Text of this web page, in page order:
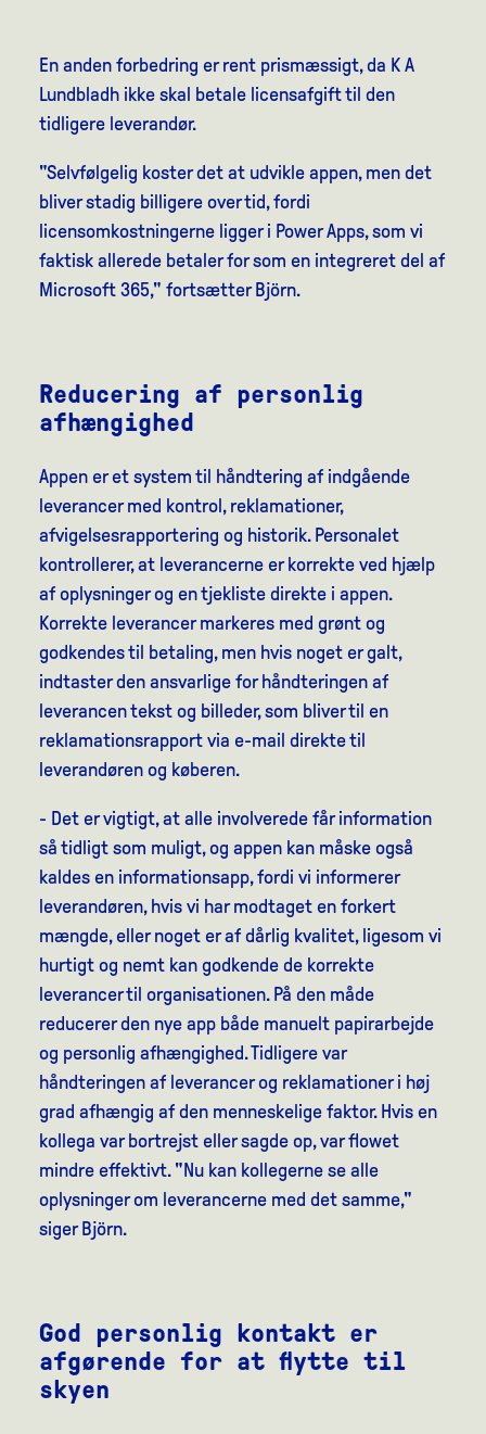
En anden forbedring er rent prismæssigt, da K A
Lundbladh ikke skal betale licensafgift til den
tidligere leverandør.
"Selvfølgelig koster det at udvikle appen, men det
bliver stadig billigere over tid, fordi
licensomkostningerne ligger i Power Apps, som vi
faktisk allerede betaler for som en integreret del af
Microsoft 365," fortsætter Björn.
Reducering af personlig
afhængighed
Appen er et system til håndtering af indgående
leverancer med kontrol, reklamationer,
afvigelsesrapportering og historik. Personalet
kontrollerer, at leverancerne er korrekte ved hjælp
af oplysninger og en tjekliste direkte i appen.
Korrekte leverancer markeres med grønt og
godkendes til betaling, men hvis noget er galt,
indtaster den ansvarlige for håndteringen af
leverancen tekst og billeder, som bliver til en
reklamationsrapport via e-mail direkte til
leverandøren og køberen.
- Det er vigtigt, at alle involverede får information
så tidligt som muligt, og appen kan måske også
kaldes en informationsapp, fordi vi informerer
leverandøren, hvis vi har modtaget en forkert
mængde, eller noget er af dårlig kvalitet, ligesom vi
hurtigt og nemt kan godkende de korrekte
leverancer til organisationen. På den måde
reducerer den nye app både manuelt papirarbejde
og personlig afhængighed.Tidligere var
håndteringen af leverancer og reklamationer i høj
grad afhængig af den menneskelige faktor. Hvis en
kollega var bortrejst eller sagde op, var flowet
mindre effektivt. "Nu kan kollegerne se alle
oplysninger om leverancerne med det samme,"
siger Björn.
God personlig kontakt er
afgørende for at flytte til
skyen